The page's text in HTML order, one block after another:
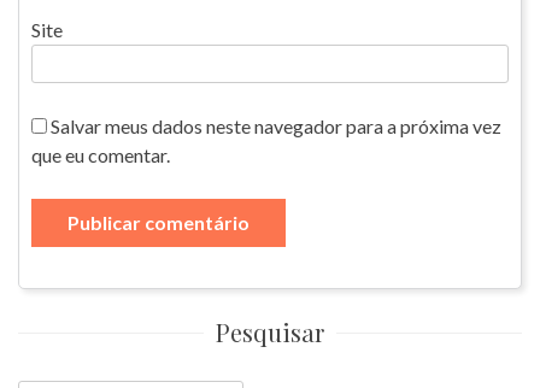
Site
Salvar meus dados neste navegador para a próxima vez
que eu comentar.
Pesquisar